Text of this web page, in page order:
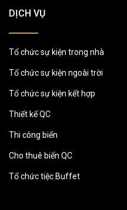
DỊCH VỤ
Tổ chức sự kiện trong nhà
Tổ chức sự kiện ngoài trời
Tổ chức sự kiện kết hợp
Thiết kế QC
Thi công biển
Cho thuê biển QC
Tổ chức tiệc Buffet